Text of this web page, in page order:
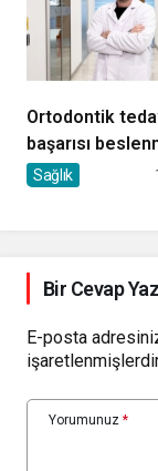
Ortodontik
başarısı
başlar!
Sağlık
Bir Cevap Yaz
E-posta
Yorumunuz *